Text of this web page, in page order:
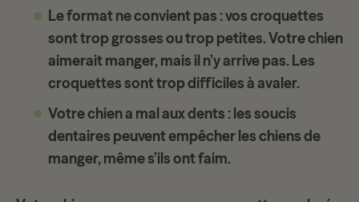
Le format ne convient pas : vos croquettes
sont trop grosses ou trop petites. Votre chien
aimerait manger, mais il n’y arrive pas. Les
croquettes sont trop difficiles à avaler.
Votre chien a mal aux dents : les soucis
dentaires peuvent empêcher les chiens de
manger, même s’ils ont faim.